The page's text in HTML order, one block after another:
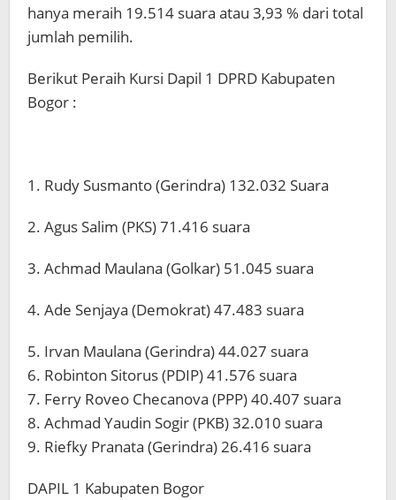
hanya meraih 19.514 suara atau 3,93 % dari total
jumlah pemilih.
Berikut Peraih Kursi Dapil 1 DPRD Kabupaten
Bogor :
1. Rudy Susmanto (Gerindra) 132.032 Suara
2. Agus Salim (PKS) 71.416 suara
3. Achmad Maulana (Golkar) 51.045 suara
4. Ade Senjaya (Demokrat) 47.483 suara
5. Irvan Maulana (Gerindra) 44.027 suara
6. Robinton Sitorus (PDIP) 41.576 suara
7. Ferry Roveo Checanova (PPP) 40.407 suara
8. Achmad Yaudin Sogir (PKB) 32.010 suara
9. Riefky Pranata (Gerindra) 26.416 suara
DAPIL 1 Kabupaten Bogor